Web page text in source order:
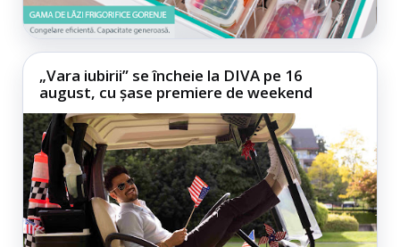
„Vara iubirii” se încheie la DIVA pe 16
august, cu șase premiere de weekend